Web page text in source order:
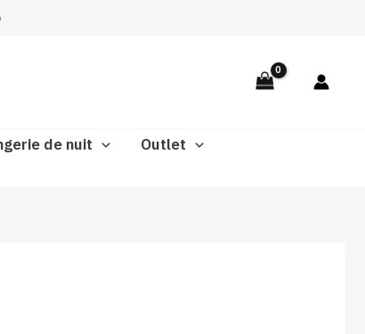
de nuit
Outlet